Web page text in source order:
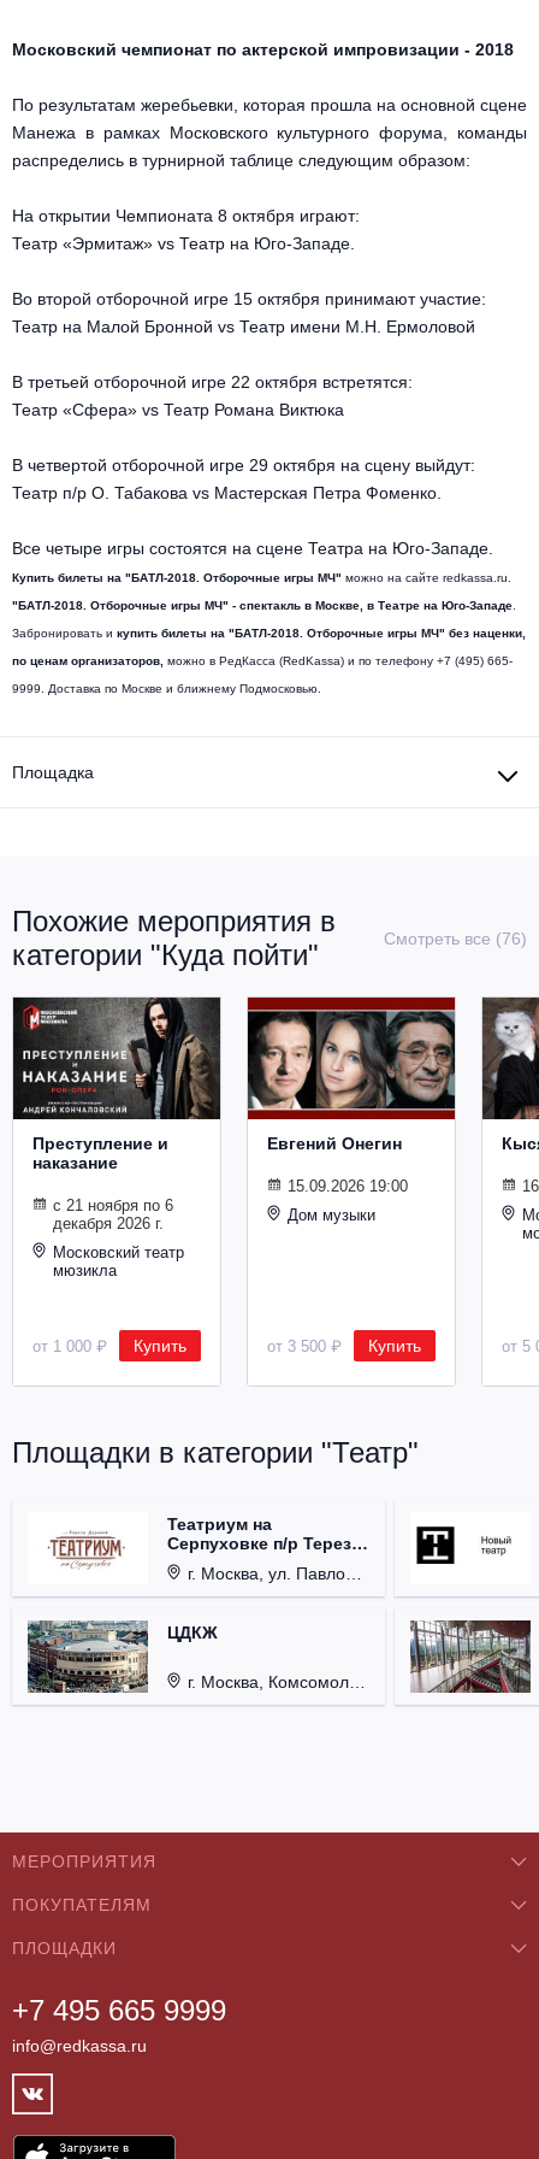
Классическая музыка
Open-air на ВДНХ
Джаз и блюз
Этно, фолк, кантри
Шансон, романс, авторская песня
Металл
Творческий вечер
Мюзикл, оперетта
Драма
Музыкальный спектакль
Иммерсивный спектакль
Детский спектакль
Детский мюзикл
Все события
Все события
Московский чемпионат по актерской импровизации - 2018
По результатам жеребьевки, которая прошла на основной сцене
Манежа в рамках Московского культурного форума, команды
распределись в турнирной таблице следующим образом:
На открытии Чемпионата 8 октября играют:
Театр «Эрмитаж» vs Театр на Юго-Западе.
Во второй отборочной игре 15 октября принимают участие:
Театр на Малой Бронной vs Театр имени М.Н. Ермоловой
В третьей отборочной игре 22 октября встретятся:
Театр «Сфера» vs Театр Романа Виктюка
В четвертой отборочной игре 29 октября на сцену выйдут:
Театр п/р О. Табакова vs Мастерская Петра Фоменко.
Все четыре игры состоятся на сцене Театра на Юго-Западе.
Купить билеты на "БАТЛ-2018. Отборочные игры МЧ" можно на сайте redkassa.ru.
"БАТЛ-2018. Отборочные игры МЧ" - спектакль в Москве, в Театре на Юго-Западе
Забронировать и купить билеты на "БАТЛ-2018. Отборочные игры МЧ" без наценки,
по ценам организаторов, можно в РедКасса (RedKassa) и по телефону +7 (495) 665-
9999. Доставка по Москве и ближнему Подмосковью.
Площадка
Похожие мероприятия в
категории "Куда пойти"
Смотреть все (76)
Преступление и
наказание
с 21 ноября по 6
декабря 2026 г.
Московский театр
мюзикла
от 1 000 ₽ Купить
Евгений Онегин
15.09.2026 19:00
Дом музыки
от 3 500 ₽ Купить от 5
Площадки в категории "Театр"
Театриум на
Серпуховке п/р Терезы
Дуровой
г. Москва, ул. Павловская, д. 6.
ЦДКЖ
г. Москва, Комсомольская пл., д. 4.
+7 495 665 9999
info@redkassa.ru
МЕРОПРИЯТИЯ
Концерты
Классика
Театры
Фестивали
Спорт
Цирк
ПОКУПАТЕЛЯМ
О нас
Как купить
Возврат билетов
Контакты
Партнёры
ПЛОЩАДКИ
Бар/Ресторан/Кафе
Клуб
Концертный зал
Театр